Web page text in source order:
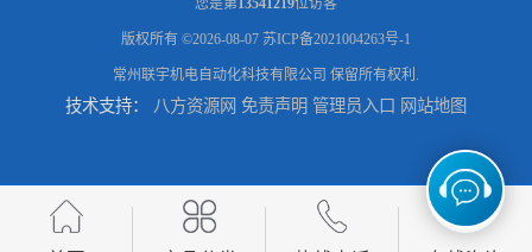
浙江布料凹凸4d压纹机生产厂家 服装凹凸4d压纹植胶机 经济实惠 面料凹凸压纹机厂家 毛巾干发巾压标压logo设备 性能稳定
版权所有 ©2026-08-07 苏ICP备2021004263号-1
常州联宇机电自动化科技有限公司 保留所有权利.
技术支持： 八方资源网 免责声明 管理员入口 网站地图